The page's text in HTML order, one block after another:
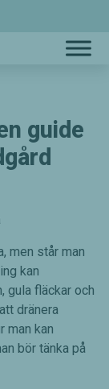
guide
men står man
kan
gula fläckar och
dränera
man kan
bör tänka på